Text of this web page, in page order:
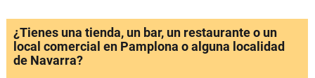
¿Tienes una tienda, un bar, un restaurante o un
local comercial en Pamplona o alguna localidad
de Navarra?